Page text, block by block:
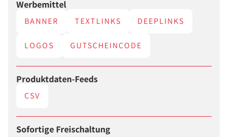
Werbemittel
BANNER TEXTLINKS DEEPLINKS
LOGOS GUTSCHEINCODE
Produktdaten-Feeds
CSV
Sofortige Freischaltung